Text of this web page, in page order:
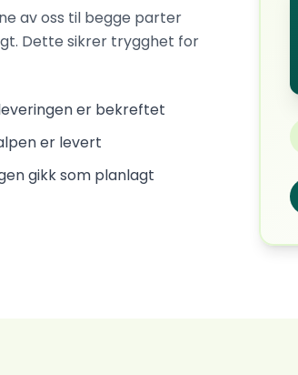
av oss til begge parter
Dette sikrer trygghet for
er bekreftet
er levert
gikk som planlagt